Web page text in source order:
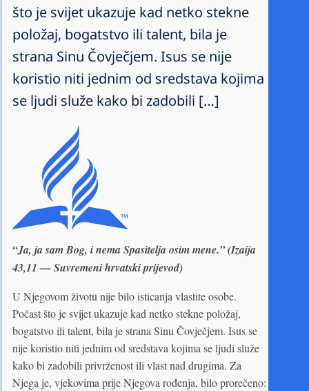
što je svijet ukazuje kad netko stekne
položaj, bogatstvo ili talent, bila je
strana Sinu Čovječjem. Isus se nije
koristio niti jednim od sredstava kojima
se ljudi služe kako bi zadobili […]
“Ja, ja sam Bog, i nema Spasitelja osim mene.” (Izaija
43,11 — Suvremeni hrvatski prijevod)
U Njegovom životu nije bilo isticanja vlastite osobe.
Počast što je svijet ukazuje kad netko stekne položaj,
bogatstvo ili talent, bila je strana Sinu Čovječjem. Isus se
nije koristio niti jednim od sredstava kojima se ljudi služe
kako bi zadobili privrženost ili vlast nad drugima. Za
Njega je, vjekovima prije Njegova rođenja, bilo prorečeno: